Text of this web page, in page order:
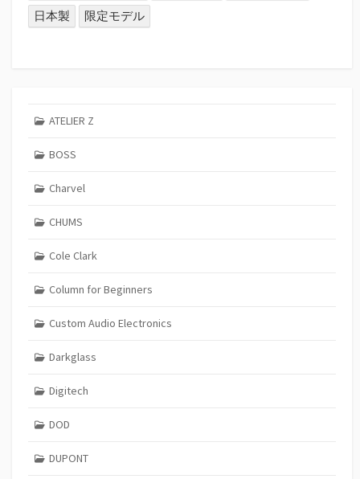
日本製
限定モデル
ATELIER Z
BOSS
Charvel
CHUMS
Cole Clark
Column for Beginners
Custom Audio Electronics
Darkglass
Digitech
DOD
DUPONT